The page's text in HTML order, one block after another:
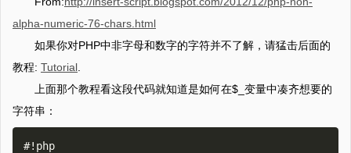
alpha-numeric-76-chars.html
如果你对PHP中非字母和数字的字符并不了解，请猛击后面的
教程: Tutorial
上面那个教程看这段代码就知道是如何在$_变量中凑齐想要的
字符串：
#!php